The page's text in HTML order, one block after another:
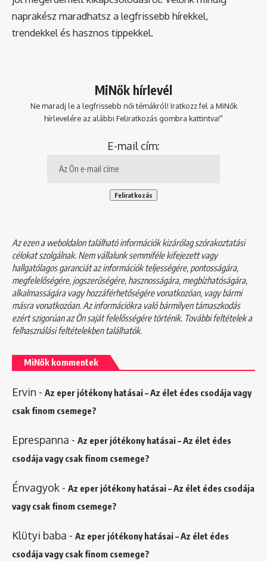
naprakész maradhatsz a legfrissebb hírekkel,
trendekkel és hasznos tippekkel.
MiNők hírlevél
Ne maradj le a legfrissebb női témákról! Iratkozz fel a MiNők
hírlevelére az alábbi Feliratkozás gombra kattintva!"
E-mail cím:
Az ezen a weboldalon található információk kizárólag szórakoztatási
célokat szolgálnak. Nem vállalunk semmiféle kifejezett vagy
hallgatólagos garanciát az információk teljességére, pontosságára,
megfelelőségére, jogszerűségére, hasznosságára, megbízhatóságára,
alkalmasságára vagy hozzáférhetőségére vonatkozóan, vagy bármi
másra vonatkozóan. Az információkra való bármilyen támaszkodás
ezért szigorúan az Ön saját felelősségére történik. További feltételek a
felhasználási feltételekbentalálhatók.
MiNők kommentek
Ervin - Az eper jótékony hatásai – Az élet édes csodája vagy
csak finom csemege?
Eprespanna - Az eper jótékony hatásai – Az élet édes
csodája vagy csak finom csemege?
Énvagyok - Az eper jótékony hatásai – Az élet édes csodája
vagy csak finom csemege?
Klütyi baba - Az eper jótékony hatásai – Az élet édes
csodája vagy csak finom csemege?